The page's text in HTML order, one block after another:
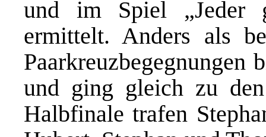
und im Spiel „Jeder
ermittelt. Anders als
und ging gleich zu
Halbfinale trafen